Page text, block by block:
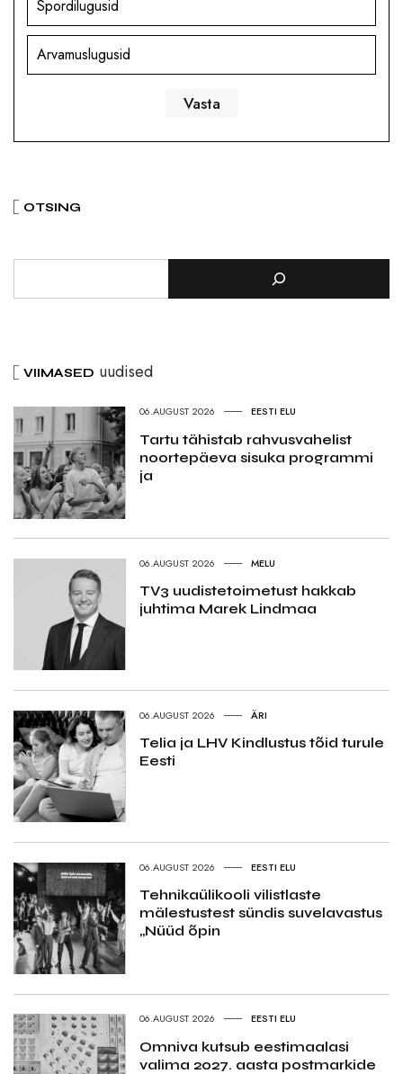
Spordilugusid
Arvamuslugusid
OTSING
VIIMASED uudised
06.AUGUST 2026 EESTI ELU
Tartu tähistab rahvusvahelist
noortepäeva sisuka programmi
ja
06.AUGUST 2026 MELU
TV3 uudistetoimetust hakkab
juhtima Marek Lindmaa
06.AUGUST 2026 ÄRI
Telia ja LHV Kindlustus tõid turule
Eesti
06.AUGUST 2026 EESTI ELU
Tehnikaülikooli vilistlaste
mälestustest sündis suvelavastus
„Nüüd õpin
06.AUGUST 2026 EESTI ELU
Omniva kutsub eestimaalasi
valima 2027. aasta postmarkide